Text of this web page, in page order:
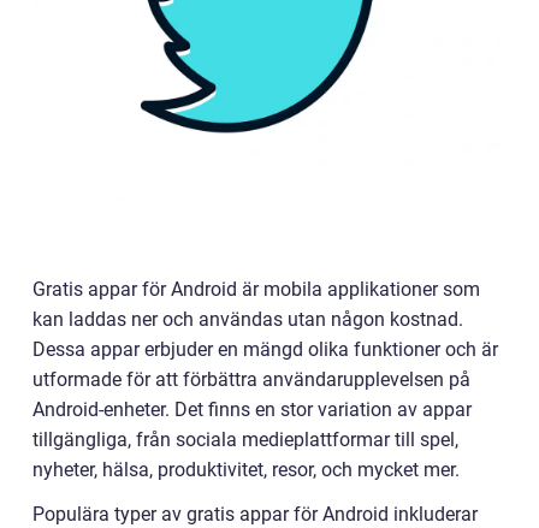
Gratis appar för Android är mobila applikationer som
kan laddas ner och användas utan någon kostnad.
Dessa appar erbjuder en mängd olika funktioner och är
utformade för att förbättra användarupplevelsen på
Android-enheter. Det finns en stor variation av appar
tillgängliga, från sociala medieplattformar till spel,
nyheter, hälsa, produktivitet, resor, och mycket mer.
Populära typer av gratis appar för Android inkluderar